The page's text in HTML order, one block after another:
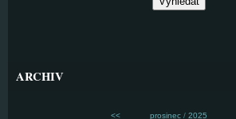
ARCHIV
<< prosinec/ 2025